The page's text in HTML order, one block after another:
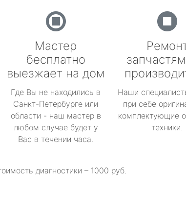
Мастер
бесплатно
выезжает на дом
Где Вы не находились в
Санкт-Петербурге или
области - наш мастер в
любом случае будет у
Вас в течении часа.
Наши
при себе
комплектующие
техники.
диагностики – 1000 руб.